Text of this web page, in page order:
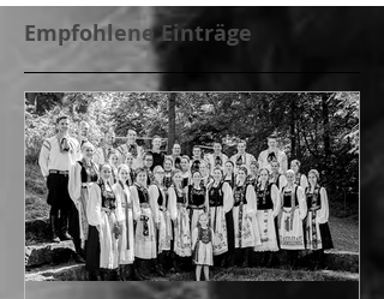
Empfohlene Einträge